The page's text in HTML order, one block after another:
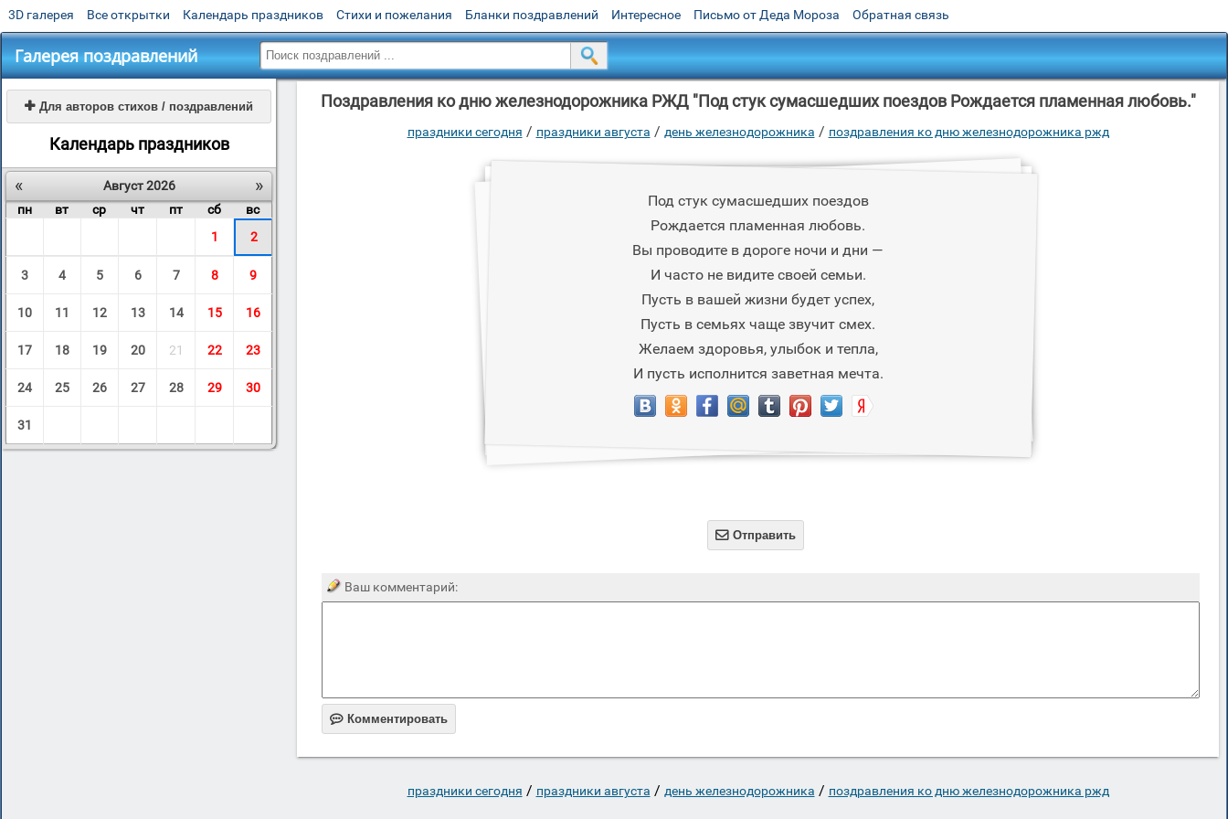
3D галерея Все открытки Календарь праздников Стихи и пожелания Бланки поздравлений Интересное Письмо от Деда Мороза Обратная связь
Галерея поздравлений
 Для авторов стихов / поздравлений
Календарь праздников
« »
Август 2026
пн
вт ср чт пт сб
вс
1
2
3 4 5 6 7 8 9
10 11 12 13 14 15 16
17 18 19 20 21 22 23
24 25 26 27 28 29 30
31
Поздравления ко дню железнодорожника РЖД "Под стук сумасшедших поездов Рождается пламенная любовь."
праздники сегодня / праздники августа / день железнодорожника / поздравления ко дню железнодорожника ржд
Под стук сумасшедших поездов
Рождается пламенная любовь.
Вы проводите в дороге ночи и дни —
И часто не видите своей семьи.
Пусть в вашей жизни будет успех,
Пусть в семьях чаще звучит смех.
Желаем здоровья, улыбок и тепла,
И пусть исполнится заветная мечта.
 Отправить
Ваш комментарий:
 Комментировать
праздники сегодня / праздники августа / день железнодорожника / поздравления ко дню железнодорожника ржд